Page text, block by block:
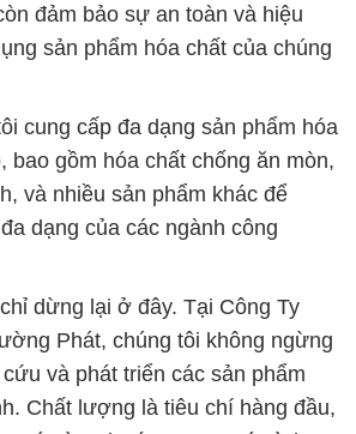
đảm bảo sự an toàn và hiệu
sản phẩm hóa chất của chúng
cung cấp đa dạng sản phẩm hóa
bao gồm hóa chất chống ăn mòn,
và nhiều sản phẩm khác để
dạng của các ngành công
dừng lại ở đây. Tại Công Ty
Phát, chúng tôi không ngừng
và phát triển các sản phẩm
Chất lượng là tiêu chí hàng đầu,